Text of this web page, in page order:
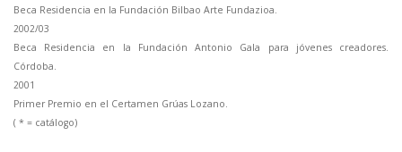
Beca Residencia en la Fundación Bilbao Arte Fundazioa.
2002/03
Beca Residencia en la Fundación Antonio Gala para jóvenes creadores.
Córdoba.
2001
Primer Premio en el Certamen Grúas Lozano.
( * = catálogo)